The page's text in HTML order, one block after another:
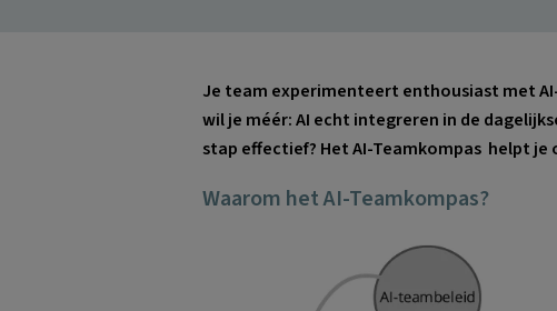
Je team experimenteert enthousiast met
wil je méér: AI echt integreren in de
stap effectief? Het AI-Teamkompas helpt je
Waarom het AI-Teamkompas?